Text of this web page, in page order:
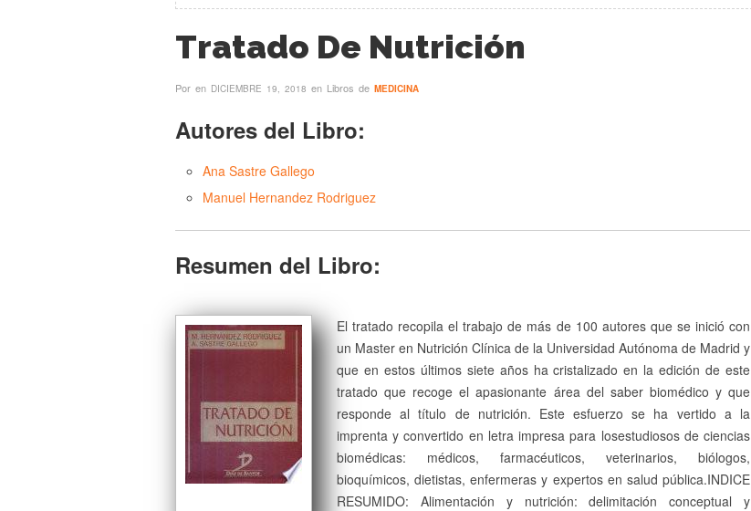
Tratado De Nutrición
Por en DICIEMBRE 19, 2018 en Libros de MEDICINA
Autores del Libro:
Ana Sastre Gallego
Manuel Hernandez Rodriguez
Resumen del Libro:
El tratado recopila el trabajo de más de 100 autores que se inició con
un Master en Nutrición Clínica de la Universidad Autónoma de Madrid y
que en estos últimos siete años ha cristalizado en la edición de este
tratado que recoge el apasionante área del saber biomédico y que
responde al título de nutrición. Este esfuerzo se ha vertido a la
imprenta y convertido en letra impresa para losestudiosos de ciencias
biomédicas: médicos, farmacéuticos, veterinarios, biólogos,
bioquímicos, dietistas, enfermeras y expertos en salud pública.INDICE
RESUMIDO: Alimentación y nutrición: delimitación conceptual y